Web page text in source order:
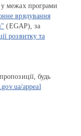
у межах програми
врядування
(EGAP), за
розвитку та
будь
appeal